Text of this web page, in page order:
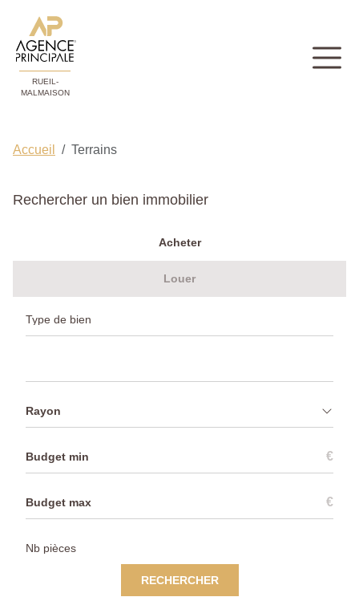
RUEIL-
MALMAISON
Accueil Terrains
Rechercher un bien immobilier
Acheter
Louer
Rayon
€
€
RECHERCHER